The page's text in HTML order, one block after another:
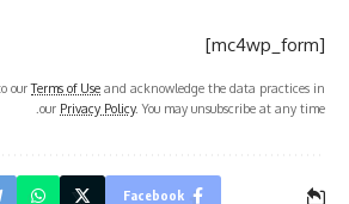
[mc4wp_form]
ourTerms of Use and acknowledge the data practices in
our Privacy Policy. You may unsubscribe at any time.
Facebook